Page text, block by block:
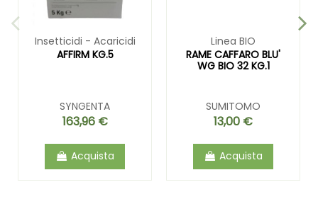
Insetticidi - Acaricidi
AFFIRM KG.5
SYNGENTA
163,96 €
Acquista
Linea BIO
RAME CAFFARO BLU'
WG BIO 32 KG.1
SUMITOMO
13,00 €
Acquista